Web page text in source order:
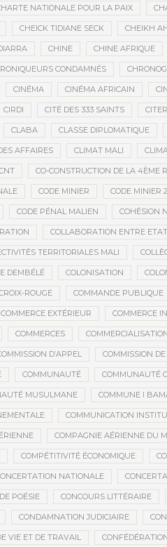
NATIONALE POUR LA PAIX
CHEICK TIDIANE SECK CHEIKH
CHINE CHINE AFRIQUE
CONDAMNÉS
CINÉMA CINÉMA AFRICAIN
CIRDI CITÉ DES 333 SAINTS
CLABA CLASSE DIPLOMATIQUE
AFFAIRES CLIMAT MALI
CO-CONSTRUCTION DE LA 4ÈME
CODE MINIER CODE MINIER
CODE PÉNAL MALIEN COHÉSION
COLLABORATION ENTRE
TERRITORIALES MALI
DEMBÉLÉ COLONISATION
ROUGE COMMANDE PUBLIQUE
COMMERCE EXTÉRIEUR COMMERCE
COMMERCES
D’APPEL COMMISSION
COMMUNAUTÉ COMMUNAUTÉ
MUSULMANE COMMUNE I
COMMUNICATION
COMPAGNIE AÉRIENNE DU
COMPÉTITIVITÉ ÉCONOMIQUE
NATIONALE
POÉSIE CONCOURS LITTÉRAIRE
CONDAMNATION JUDICIAIRE
VIE ET DE TRAVAIL